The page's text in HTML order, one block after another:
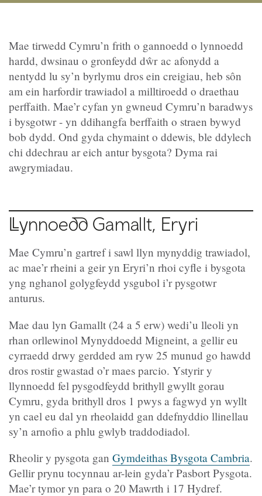
Mae tirwedd Cymru’n frith o gannoedd o lynnoedd
hardd, dwsinau o gronfeydd dŵr ac afonydd a
nentydd lu sy’n byrlymu dros ein creigiau, heb sôn
am ein harfordir trawiadol a milltiroedd o draethau
perffaith. Mae’r cyfan yn gwneud Cymru’n baradwys
i bysgotwr - yn ddihangfa berffaith o straen bywyd
bob dydd. Ond gyda chymaint o ddewis, ble ddylech
chi ddechrau ar eich antur bysgota? Dyma rai
awgrymiadau.
Llynnoedd Gamallt, Eryri
Mae Cymru’n gartref i sawl llyn mynyddig trawiadol,
ac mae’r rheini a geir yn Eryri’n rhoi cyfle i bysgota
yng nghanol golygfeydd ysgubol i’r pysgotwr
anturus.
Mae dau lyn Gamallt (24 a 5 erw) wedi’u lleoli yn
rhan orllewinol Mynyddoedd Migneint, a gellir eu
cyrraedd drwy gerdded am ryw 25 munud go hawdd
dros rostir gwastad o’r maes parcio. Ystyrir y
llynnoedd fel pysgodfeydd brithyll gwyllt gorau
Cymru, gyda brithyll dros 1 pwys a fagwyd yn wyllt
yn cael eu dal yn rheolaidd gan ddefnyddio llinellau
sy’n arnofio a phlu gwlyb traddodiadol.
Rheolir y pysgota gan Gymdeithas Bysgota Cambria.
Gellir prynu tocynnau ar-lein gyda’r Pasbort Pysgota.
Mae’r tymor yn para o 20 Mawrth i 17 Hydref.